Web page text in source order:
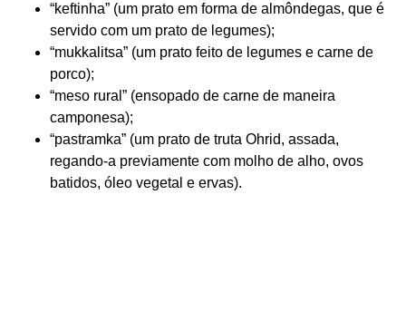
“keftinha” (um prato em forma de almôndegas, que é
servido com um prato de legumes);
“mukkalitsa” (um prato feito de legumes e carne de
porco);
“meso rural” (ensopado de carne de maneira
camponesa);
“pastramka” (um prato de truta Ohrid, assada,
regando-a previamente com molho de alho, ovos
batidos, óleo vegetal e ervas).